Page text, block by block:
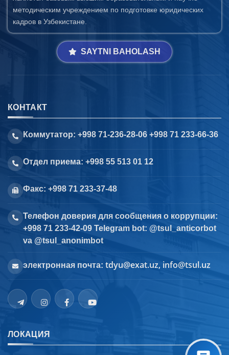
методическим учреждением по подготовке юридических
кадров в Узбекистане.
SAYTNI BAHOLASH
КОНТАКТ
Коммутатор: +998 71-236-28-06 +998 71 233-66-36
Отдел приема: +998 55 513 01 12
Факс: +998 71 233-37-48
Телефон доверия для сообщения о коррупции:
+998 71 233-42-09 Telegram bot: @tsul_anticorbot
va @tsul_anonimbot
электронная почта: tdyu@exat.uz, info@tsul.uz
ЛОКАЦИЯ